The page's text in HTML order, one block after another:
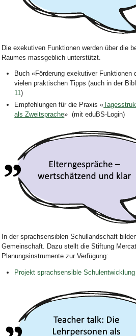
Die exekutiven Funktionen werden über die
Raumes massgeblich unterstützt.
Buch«Förderung exekutiver Funktionen
vielen praktischen Tipps (auch in der
11)
Empfehlungen für die Praxis «
als Zweitsprache» (mit eduBS-Login)
In der sprachsensiblen Schullandschaft
Gemeinschaft. Dazu stellt die Stiftung
Planungsinstrumente zur Verfügung:
Projekt sprachsensible